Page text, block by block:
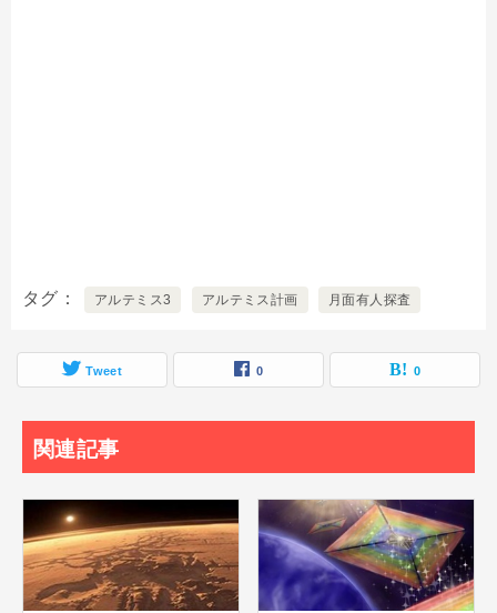
タグ アルテミス3 アルテミス計画 月面有人探査
Tweet 0 0
関連記事